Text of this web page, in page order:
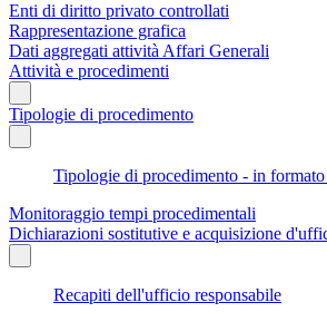
Enti di diritto privato controllati
Rappresentazione grafica
Dati aggregati attività Affari Generali
Attività e procedimenti
Tipologie di procedimento
Tipologie di procedimento - in formato
Monitoraggio tempi procedimentali
Dichiarazioni sostitutive e acquisizione
Recapiti dell'ufficio responsabile